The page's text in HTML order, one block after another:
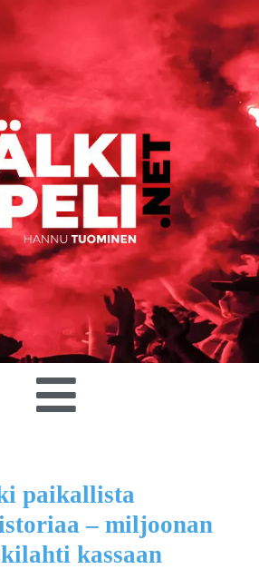
paikallista
– miljoonan
kassaan